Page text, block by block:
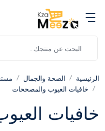
الرئيسية الصحة والجمال
خافيات العيوب والمصححات
خافيات